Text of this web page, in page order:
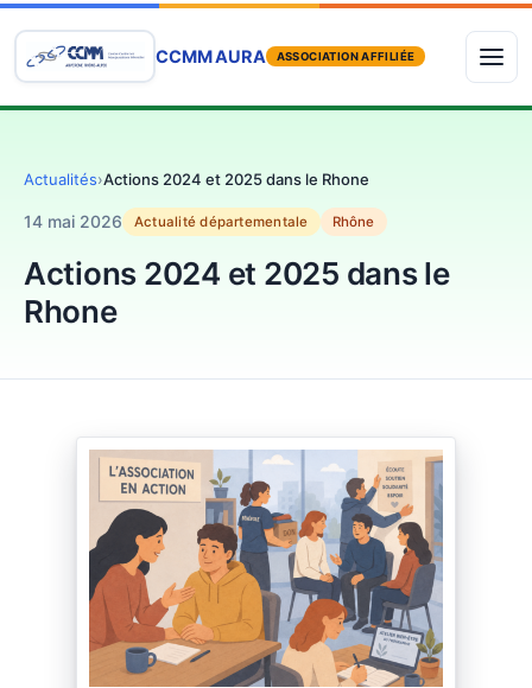
CCMM AURA ASSOCIATION AFFILIÉE
Actualités›Actions 2024 et 2025 dans le Rhone
14 mai 2026 Actualité départementale Rhône
Actions 2024 et 2025 dans le
Rhone